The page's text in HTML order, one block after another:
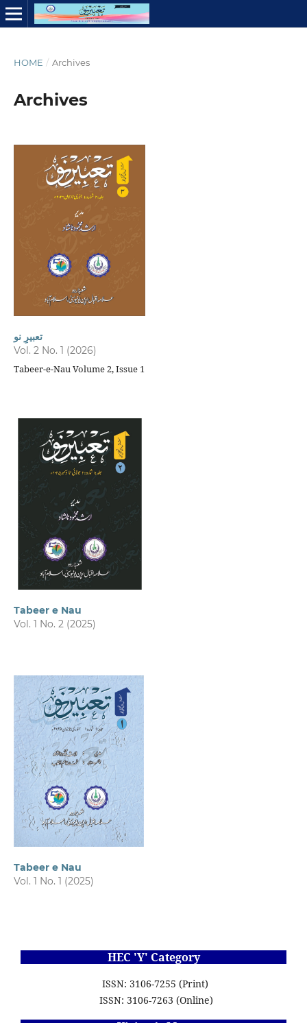
HOME / Archives
Archives
تعبیرِ نو
Vol. 2 No. 1 (2026)
Tabeer-e-Nau Volume 2, Issue 1
Tabeer e Nau
Vol. 1 No. 2 (2025)
Tabeer e Nau
Vol. 1 No. 1 (2025)
HEC 'Y' Category
ISSN: 3106-7255 (Print)
ISSN: 3106-7263 (Online)